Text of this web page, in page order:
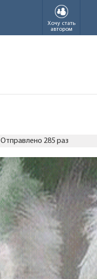
Хочу стать
автором
Отправлено 285 раз